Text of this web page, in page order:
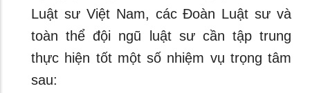
Luật sư Việt Nam, các Đoàn Luật sư và
toàn thể đội ngũ luật sư cần tập trung
thực hiện tốt một số nhiệm vụ trọng tâm
sau: